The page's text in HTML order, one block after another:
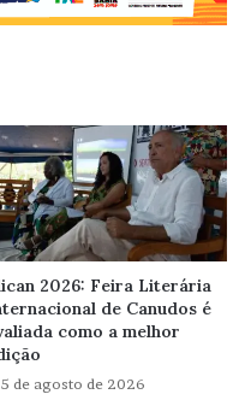
2026: Feira Literária
de Canudos é
como a melhor
5 de agosto de 2026